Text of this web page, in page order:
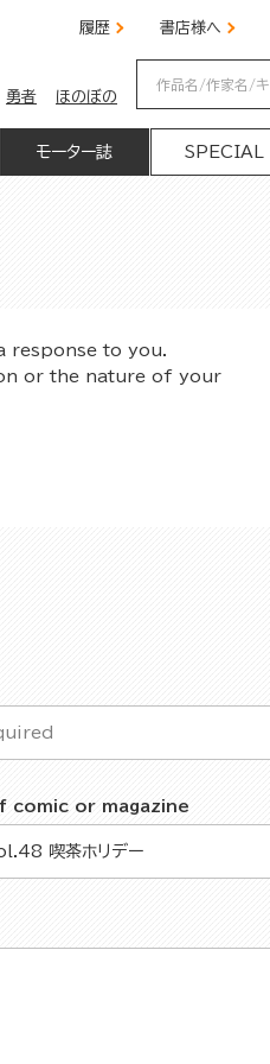
履歴 書店様へ
勇者 ほのぼの
モーター誌 SPECIAL
response to you.
or the nature of your
comic or magazine